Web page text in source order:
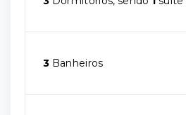
3 Banheiros